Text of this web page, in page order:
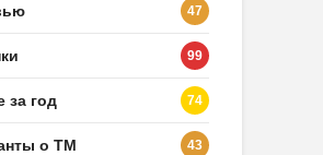
47
99
за год 74
о ТМ 43